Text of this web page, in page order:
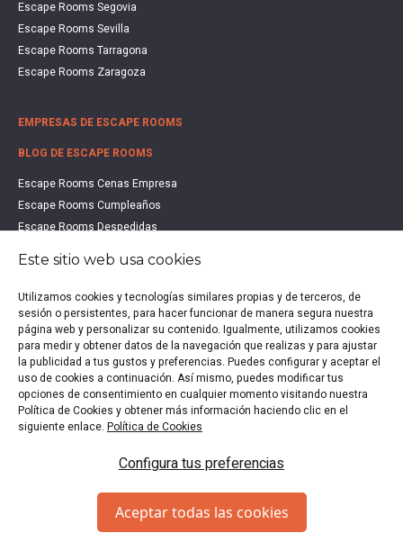
Escape Rooms Segovia
Escape Rooms Sevilla
Escape Rooms Tarragona
Escape Rooms Zaragoza
EMPRESAS DE ESCAPE ROOMS
BLOG DE ESCAPE ROOMS
Escape Rooms Cenas Empresa
Escape Rooms Cumpleaños
Escape Rooms Despedidas
Escape Rooms Familias
Escape Rooms Halloween
Escape Rooms San Valentín
Estudio de Mercado Escape Rooms 2021
Qué es un Escape Room
Qué es un Hall Escape
Escape Rooms en España
Copyright © 2020-2026 EscapeUp | Todos los derechos
reservados.
Este sitio web usa cookies
Utilizamos cookies y tecnologías similares propias y de terceros, de
sesión o persistentes, para hacer funcionar de manera segura nuestra
página web y personalizar su contenido. Igualmente, utilizamos cookies
para medir y obtener datos de la navegación que realizas y para ajustar
la publicidad a tus gustos y preferencias. Puedes configurar y aceptar el
uso de cookies a continuación. Así mismo, puedes modificar tus
opciones de consentimiento en cualquier momento visitando nuestra
Política de Cookies y obtener más información haciendo clic en el
siguiente enlace. Política de Cookies
Configura tus preferencias
Aceptar todas las cookies